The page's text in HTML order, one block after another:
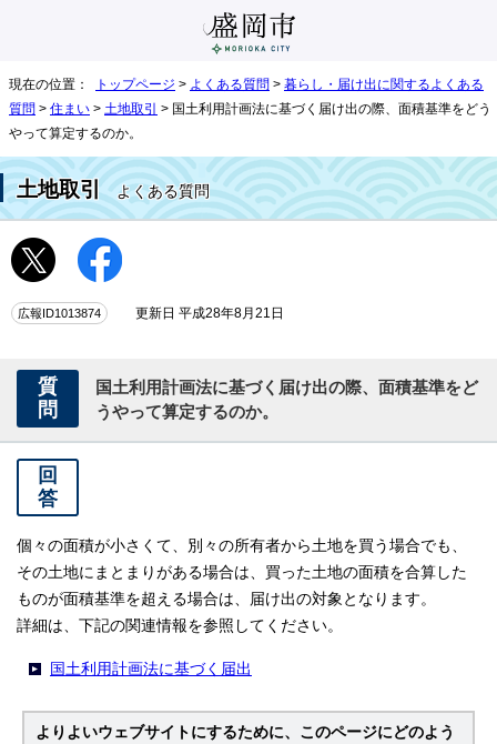
現在の位置： トップページ > よくある質問 > 暮らし・届け出に関するよくある
質問 > 住まい > 土地取引 > 国土利用計画法に基づく届け出の際、面積基準をどう
やって算定するのか。
土地取引 よくある質問
広報ID1013874 更新日 平成28年8月21日
質
問
国土利用計画法に基づく届け出の際、面積基準をど
うやって算定するのか。
回
答
個々の面積が小さくて、別々の所有者から土地を買う場合でも、
その土地にまとまりがある場合は、買った土地の面積を合算した
ものが面積基準を超える場合は、届け出の対象となります。
詳細は、下記の関連情報を参照してください。
国土利用計画法に基づく届出
よりよいウェブサイトにするために、このページにどのよう